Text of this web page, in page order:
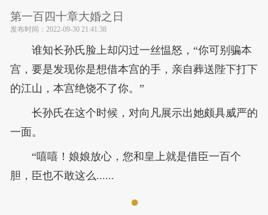
第一百四十章大婚之日
发布时间： 2022-09-30 21:41:38
谁知长孙氏脸上却闪过一丝愠怒，“你可别骗本
宫，要是发现你是想借本宫的手，亲自葬送陛下打下
的江山，本宫绝饶不了你。”
长孙氏在这个时候，对向凡展示出她颇具威严的
一面。
“嘻嘻！娘娘放心，您和皇上就是借臣一百个
胆，臣也不敢这么......